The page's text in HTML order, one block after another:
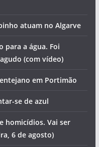
atuam no Algarve
para a água. Foi
(com vídeo)
em Portimão
se de azul
homicídios. Vai ser
6 de agosto)